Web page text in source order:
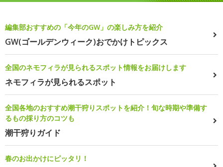
編集部おすすめの「今年のGW」の楽しみ方を紹介
GW(ゴールデンウィーク)おでかけトピックス
全国のネモフィラが見られるスポット情報をお届けします
ネモフィラが見られるスポット
全国各地のおすすめ潮干狩りスポットを紹介！旬な時期や準備す
るもの採り方のコツも
潮干狩りガイド
春のお出かけにピッタリ！